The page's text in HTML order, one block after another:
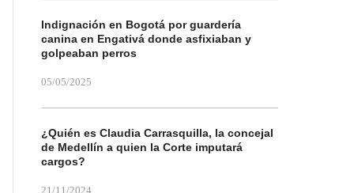
Indignación en Bogotá por guardería
canina en Engativá donde asfixiaban y
golpeaban perros
05/05/2025
¿Quién es Claudia Carrasquilla, la concejal
de Medellín a quien la Corte imputará
cargos?
21/11/2024